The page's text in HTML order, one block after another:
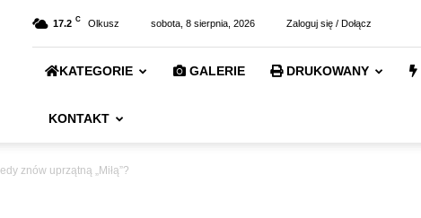
17.2 C Olkusz sobota, 8 sierpnia, 2026 Zaloguj się / Dołącz
KATEGORIE GALERIE DRUKOWANY
KONTAKT
znów uprzątną „Miłą”?